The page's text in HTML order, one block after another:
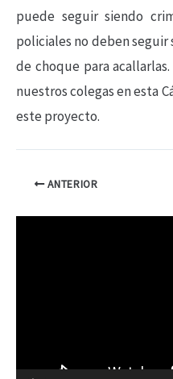
puede seguir siendo
policiales no deben
de choque para
nuestros colegas en esta
este proyecto.
ANTERIOR
d